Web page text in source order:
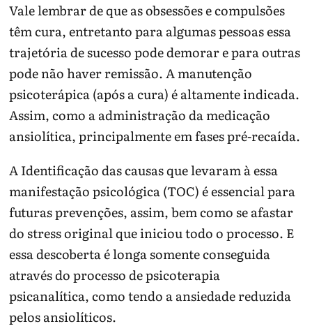
Vale lembrar de que as obsessões e compulsões
têm cura, entretanto para algumas pessoas essa
trajetória de sucesso pode demorar e para outras
pode não haver remissão. A manutenção
psicoterápica (após a cura) é altamente indicada.
Assim, como a administração da medicação
ansiolítica, principalmente em fases pré-recaída.
A Identificação das causas que levaram à essa
manifestação psicológica (TOC) é essencial para
futuras prevenções, assim, bem como se afastar
do stress original que iniciou todo o processo. E
essa descoberta é longa somente conseguida
através do processo de psicoterapia
psicanalítica, como tendo a ansiedade reduzida
pelos ansiolíticos.